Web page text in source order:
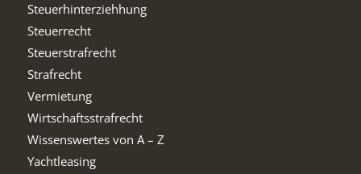
Steuerhinterziehhung
Steuerrecht
Steuerstrafrecht
Strafrecht
Vermietung
Wirtschaftsstrafrecht
Wissenswertes von A – Z
Yachtleasing